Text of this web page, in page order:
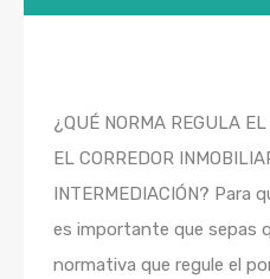
¿QUÉ NORMA REGULA
EL CORREDOR
INTERMEDIACIÓN? Para
es importante que sepas
normativa que regule el